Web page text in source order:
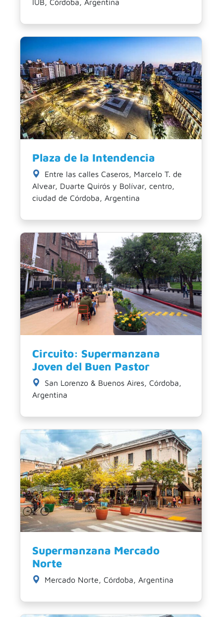
IUB, Córdoba, Argentina
Plaza de la Intendencia
Entre las calles Caseros, Marcelo T. de
Alvear, Duarte Quirós y Bolívar, centro,
ciudad de Córdoba, Argentina
Circuito: Supermanzana
Joven del Buen Pastor
San Lorenzo & Buenos Aires, Córdoba,
Argentina
Supermanzana Mercado
Norte
Mercado Norte, Córdoba, Argentina